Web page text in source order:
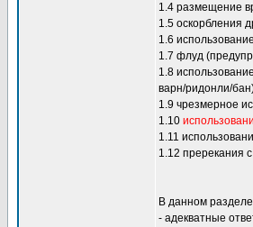
1.4 размещение
1.5 оскорбления
1.6
1.7 флуд
1.8
варн/ридонли/
1.9 чрезмерное
1.10
1.11
1.12 пререкания
В данном
- адекватные